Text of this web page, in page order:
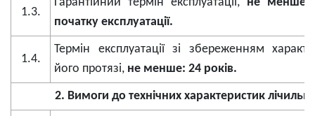
1.3.
початку експлуатації.
1.4.
Термін експлуатації зі збереженням
його протязі, не менше: 24 років.
2. Вимоги до технічних характеристик